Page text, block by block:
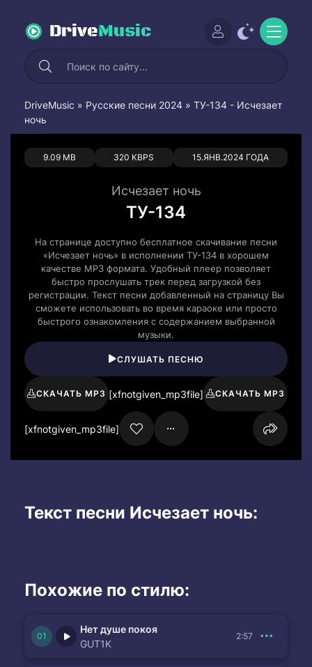
DriveMusic
DriveMusic » Русские песни 2024 » ТУ-134 - Исчезает
ночь
9.09 MB 320 KBPS 15.ЯНВ.2024 ГОДА
0 0
Исчезает ночь
ТУ-134
На странице доступно бесплатное скачивание песни
«Исчезает ночь» в исполнении ТУ-134 в хорошем
качестве MP3 формата. Удобный плеер позволяет
быстро прослушать трек перед загрузкой без
регистрации. Текст песни добавленный на страницу Вы
сможете использовать во время караоке или просто
быстрого ознакомления с содержанием выбранной
музыки.
СЛУШАТЬ ПЕСНЮ
СКАЧАТЬ MP3 [xfnotgiven_mp3file] СКАЧАТЬ MP3
[xfnotgiven_mp3file]
Текст песни Исчезает ночь:
Похожие по стилю:
Нет душе покоя
GUT1K
2:57